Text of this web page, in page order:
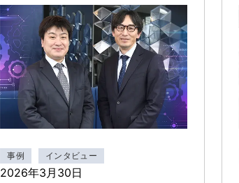
事例 インタビュー
2026年3月30日